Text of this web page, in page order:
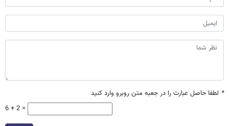
* لطفا حاصل عبارت را در جعبه متن روبرو وارد کنید
6 + 2 =